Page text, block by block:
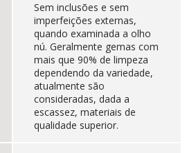
Sem inclusões e sem
imperfeições externas,
quando examinada a olho
nú. Geralmente gemas com
mais que 90% de limpeza
dependendo da variedade,
atualmente são
consideradas, dada a
escassez, materiais de
qualidade superior.